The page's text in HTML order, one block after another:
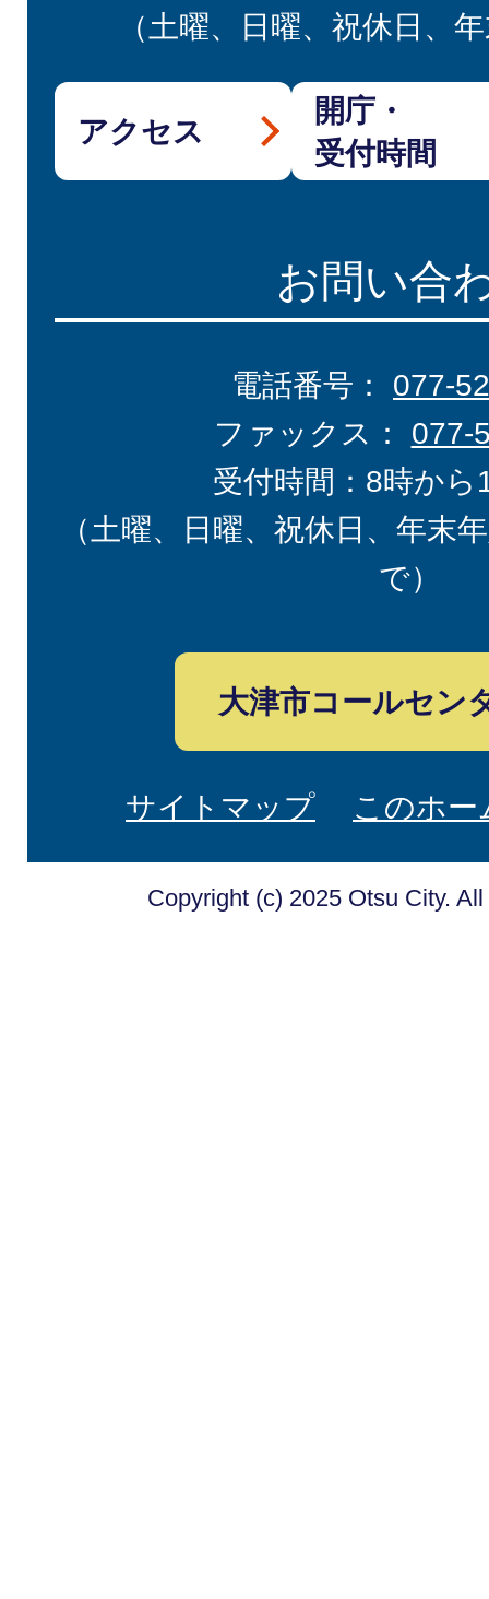
（土曜、日曜、祝休日、
アクセス
開庁・
受付時間
お問い合
電話番号： 077-
ファックス： 077-
受付時間：8時から
（土曜、日曜、祝休日、年末
で）
大津市コールセン
サイトマップ このホ
Copyright (c) 2025 Otsu City.